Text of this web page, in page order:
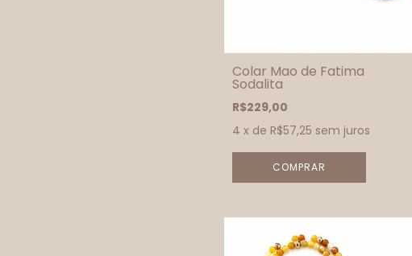
Colar Mao de Fatima
Sodalita
R$229,00
4 x de R$57,25 sem juros